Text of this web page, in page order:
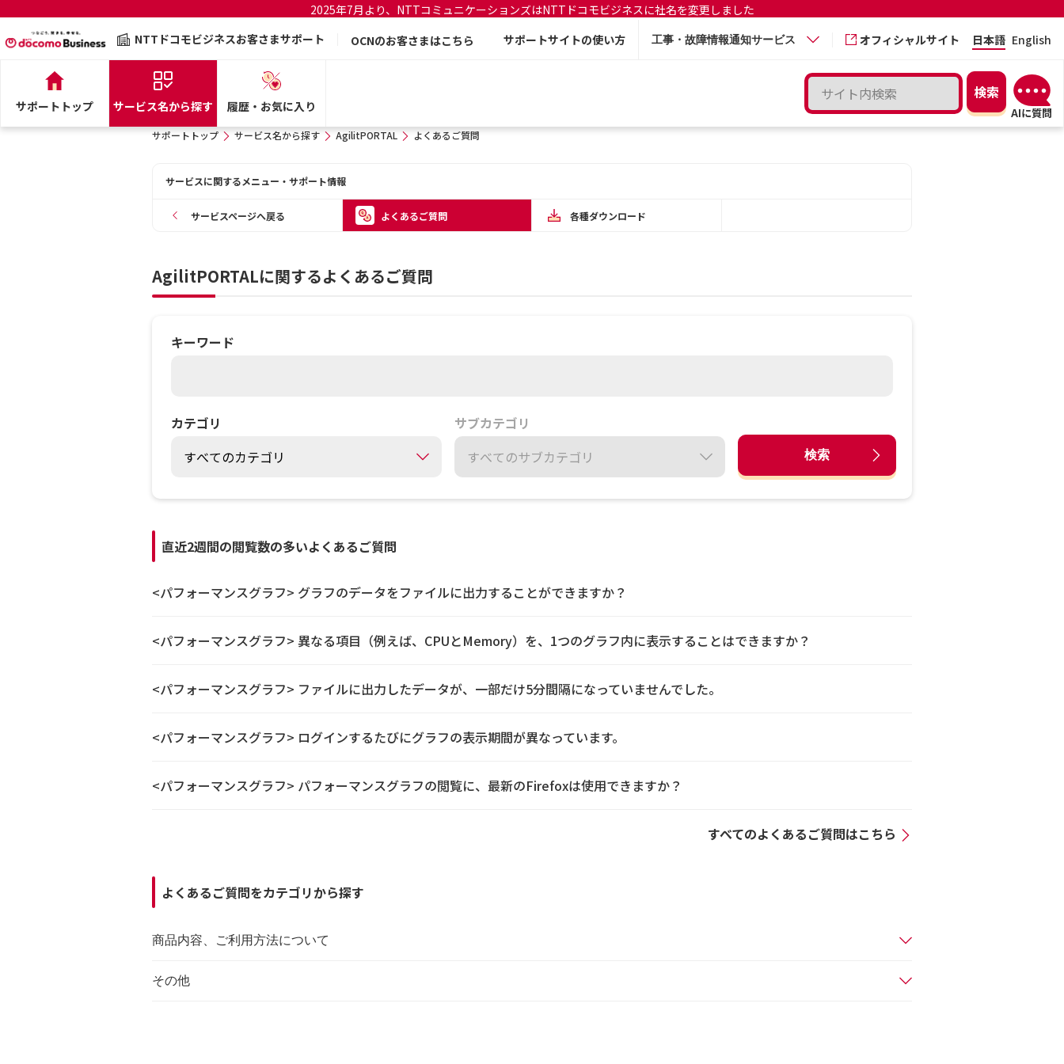
2025年7月より、NTTコミュニケーションズはNTTドコモビジネスに社名を変更しました
NTTドコモビジネスお客さまサポート
OCNのお客さまはこちら サポートサイトの使い方 工事・故障情報通知サービス オフィシャルサイト 日本語 English
サポートトップ サービス名から探す 履歴・お気に入り
サポートトップ サービス名から探す AgilitPORTAL よくあるご質問
サービスに関するメニュー・サポート情報
サービスページへ戻る よくあるご質問 各種ダウンロード
AgilitPORTALに関するよくあるご質問
キーワード
カテゴリ サブカテゴリ
検索
直近2週間の閲覧数の多いよくあるご質問
<パフォーマンスグラフ> グラフのデータをファイルに出力することができますか？
<パフォーマンスグラフ> 異なる項目（例えば、CPUとMemory）を、1つのグラフ内に表示することはできますか？
<パフォーマンスグラフ> ファイルに出力したデータが、一部だけ5分間隔になっていませんでした。
<パフォーマンスグラフ> ログインするたびにグラフの表示期間が異なっています。
<パフォーマンスグラフ> パフォーマンスグラフの閲覧に、最新のFirefoxは使用できますか？
すべてのよくあるご質問はこちら
よくあるご質問をカテゴリから探す
商品内容、ご利用方法について
その他